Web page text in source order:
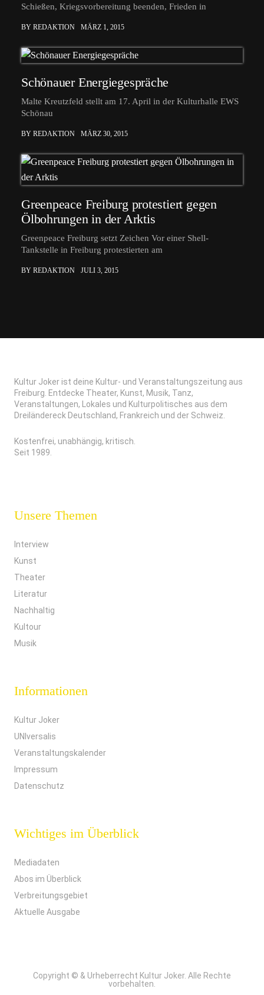
Schießen, Kriegsvorbereitung beenden, Frieden in
BY REDAKTION MÄRZ 1, 2015
Schönauer Energiegespräche
Malte Kreutzfeld stellt am 17. April in der Kulturhalle EWS
Schönau
BY REDAKTION MÄRZ 30, 2015
Greenpeace Freiburg protestiert gegen
Ölbohrungen in der Arktis
Greenpeace Freiburg setzt Zeichen Vor einer Shell-
Tankstelle in Freiburg protestierten am
BY REDAKTION JULI 3, 2015
Kultur Joker ist deine Kultur- und Veranstaltungszeitung aus
Freiburg. Entdecke Theater, Kunst, Musik, Tanz,
Veranstaltungen, Lokales und Kulturpolitisches aus dem
Dreiländereck Deutschland, Frankreich und der Schweiz.
Kostenfrei, unabhängig, kritisch.
Seit 1989.
Unsere Themen
Interview
Kunst
Theater
Literatur
Nachhaltig
Kultour
Musik
Informationen
Kultur Joker
UNIversalis
Veranstaltungskalender
Impressum
Datenschutz
Wichtiges im Überblick
Mediadaten
Abos im Überblick
Verbreitungsgebiet
Aktuelle Ausgabe
Copyright © & Urheberrecht Kultur Joker. Alle Rechte
vorbehalten.